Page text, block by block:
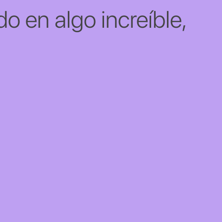
en algo increíble,